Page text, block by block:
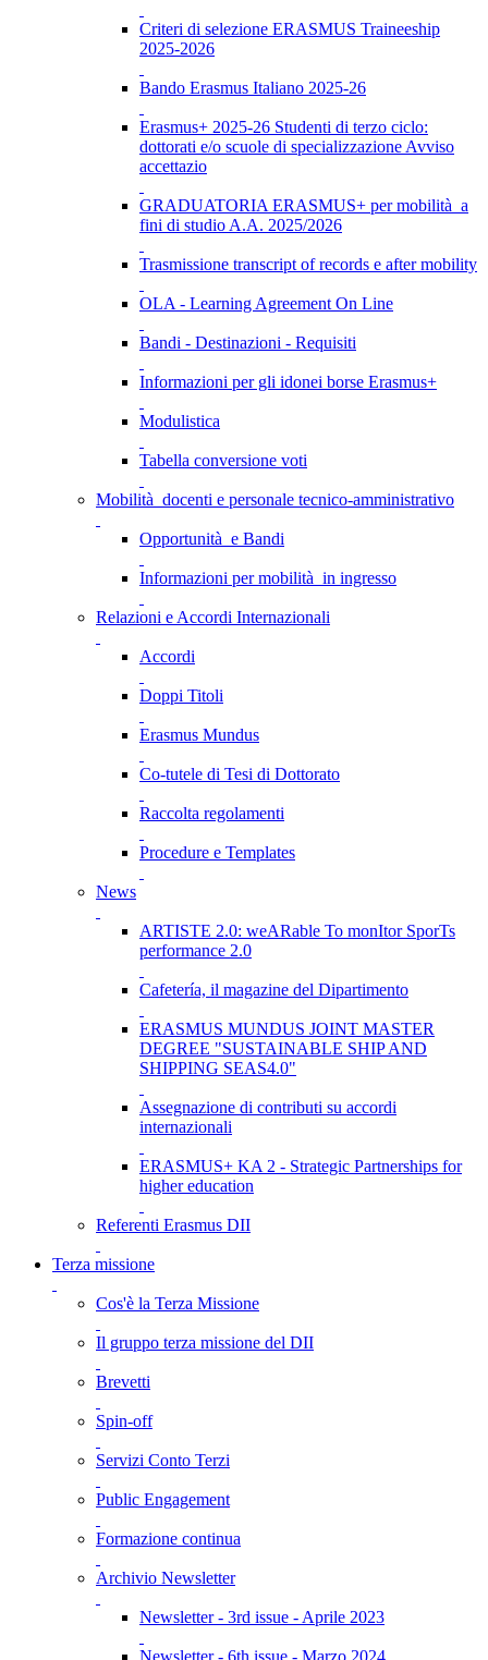
Criteri di selezione ERASMUS Traineeship
2025-2026
Bando Erasmus Italiano 2025-26
Erasmus+ 2025-26 Studenti di terzo ciclo:
dottorati e/o scuole di specializzazione Avviso
accettazio
GRADUATORIA ERASMUS+ per mobilità a
fini di studio A.A. 2025/2026
Trasmissione transcript of records e after mobility
OLA - Learning Agreement On Line
Bandi - Destinazioni - Requisiti
Informazioni per gli idonei borse Erasmus+
Modulistica
Tabella conversione voti
Mobilità docenti e personale tecnico-amministrativo
Opportunità e Bandi
Informazioni per mobilità in ingresso
Relazioni e Accordi Internazionali
Accordi
Doppi Titoli
Erasmus Mundus
Co-tutele di Tesi di Dottorato
Raccolta regolamenti
Procedure e Templates
News
ARTISTE 2.0: weARable To monItor SporTs
performance 2.0
Cafetería, il magazine del Dipartimento
ERASMUS MUNDUS JOINT MASTER
DEGREE "SUSTAINABLE SHIP AND
SHIPPING SEAS4.0"
Assegnazione di contributi su accordi
internazionali
ERASMUS+ KA 2 - Strategic Partnerships for
higher education
Referenti Erasmus DII
Terza missione
Cos'è la Terza Missione
Il gruppo terza missione del DII
Brevetti
Spin-off
Servizi Conto Terzi
Public Engagement
Formazione continua
Archivio Newsletter
Newsletter - 3rd issue - Aprile 2023
Newsletter - 6th issue - Marzo 2024